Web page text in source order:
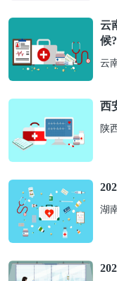
云
候?
云
西
陕
湖